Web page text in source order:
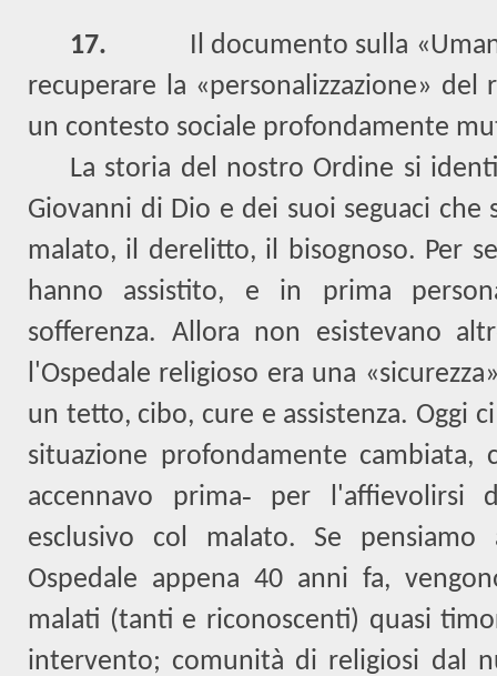
17.
Il documento sulla
recuperare la «personalizzazione»
un contesto sociale profondamente
La storia del nostro Ordine si
Giovanni di Dio e dei suoi seguaci
malato, il derelitto, il bisognoso. Per
hanno assistito, e in prima
sofferenza. Allora non esistevano
l'Ospedale religioso era una
un tetto, cibo, cure e assistenza. Oggi
situazione profondamente cambiata,
accennavo prima‑ per
esclusivo col malato. Se
Ospedale appena 40 anni fa,
malati (tanti e riconoscenti) quasi
intervento; comunità di religiosi dal